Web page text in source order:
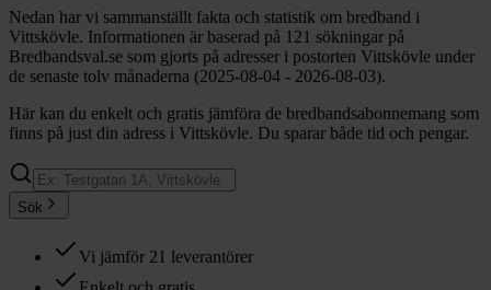
Nedan har vi sammanställt fakta och statistik om bredband i
Vittskövle. Informationen är baserad på 121 sökningar på
Bredbandsval.se som gjorts på adresser i postorten Vittskövle under
de senaste tolv månaderna (2025-08-04 - 2026-08-03).
Här kan du enkelt och gratis jämföra de bredbandsabonnemang som
finns på just din adress i Vittskövle. Du sparar både tid och pengar.
Sök
Vi jämför 21 leverantörer